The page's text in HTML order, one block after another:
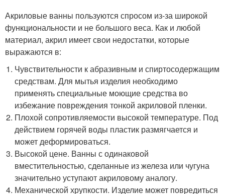
Акриловые ванны пользуются спросом из-за широкой
функциональности и не большого веса. Как и любой
материал, акрил имеет свои недостатки, которые
выражаются в:
Чувствительности к абразивным и спиртосодержащим
средствам. Для мытья изделия необходимо
применять специальные моющие средства во
избежание повреждения тонкой акриловой пленки.
Плохой сопротивляемости высокой температуре. Под
действием горячей воды пластик размягчается и
может деформироваться.
Высокой цене. Ванны с одинаковой
вместительностью, сделанные из железа или чугуна
значительно уступают акриловому аналогу.
Механической хрупкости. Изделие может повредиться